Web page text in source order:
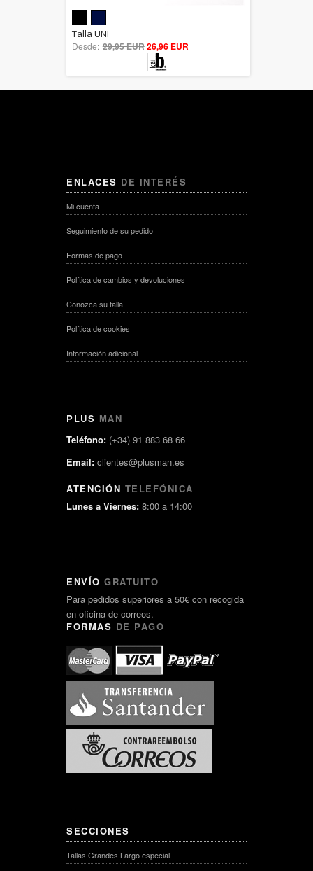
out of 5
Talla UNI
Desde: 29,95 EUR26,96 EUR
ENLACES DE INTERÉS
Mi cuenta
Seguimiento de su pedido
Formas de pago
Política de cambios y devoluciones
Conozca su talla
Política de cookies
Información adicional
PLUS MAN
Teléfono: (+34) 91 883 68 66
Email: clientes@plusman.es
ATENCIÓN TELEFÓNICA
Lunes a Viernes: 8:00 a 14:00
ENVÍO GRATUITO
Para pedidos superiores a 50€ con recogida
en oficina de correos.
FORMAS DE PAGO
SECCIONES
Tallas Grandes Largo especial